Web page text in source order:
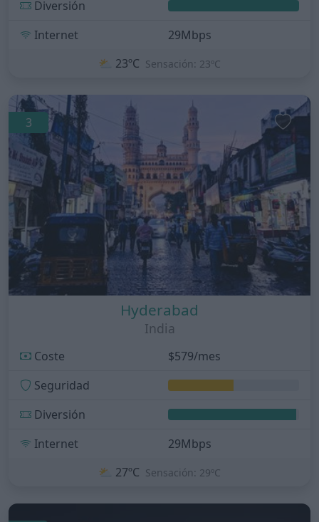
Diversión
Internet
29Mbps
⛅ 23ºC Sensación: 23ºC
3
Hyderabad
India
Coste
$579/mes
Seguridad
Diversión
Internet
29Mbps
⛅ 27ºC Sensación: 29ºC